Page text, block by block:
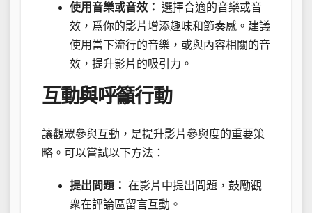
使用音樂或音效： 選擇合適的音樂或音
效，爲你的影片增添趣味和節奏感。建議
使用當下流行的音樂，或與內容相關的音
效，提升影片的吸引力。
互動與呼籲行動
讓觀眾參與互動，是提升影片參與度的重要策
略。可以嘗試以下方法：
提出問題： 在影片中提出問題，鼓勵觀
衆在評論區留言互動。